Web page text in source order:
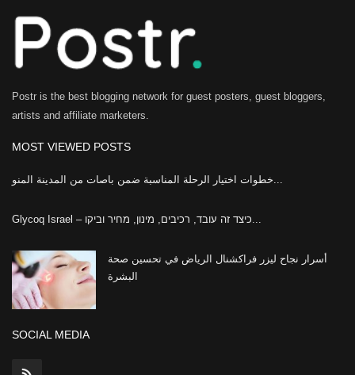
Postr is the best blogging network for guest posters, guest bloggers,
artists and affiliate marketers.
MOST VIEWED POSTS
أسرار نجاح ليزر فراكشنال الرياض في تحسين صحة
البشرة
SOCIAL MEDIA